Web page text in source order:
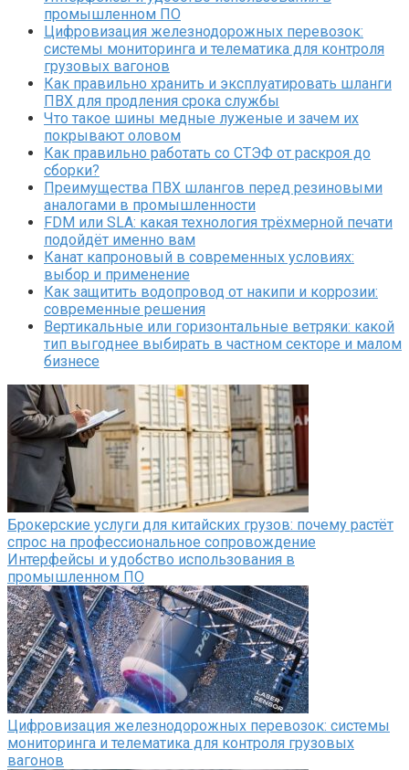
промышленном ПО
Цифровизация железнодорожных перевозок:
системы мониторинга и телематика для контроля
грузовых вагонов
Как правильно хранить и эксплуатировать шланги
ПВХ для продления срока службы
Что такое шины медные луженые и зачем их
покрывают оловом
Как правильно работать со СТЭФ от раскроя до
сборки?
Преимущества ПВХ шлангов перед резиновыми
аналогами в промышленности
FDM или SLA: какая технология трёхмерной печати
подойдёт именно вам
Канат капроновый в современных условиях:
выбор и применение
Как защитить водопровод от накипи и коррозии:
современные решения
Вертикальные или горизонтальные ветряки: какой
тип выгоднее выбирать в частном секторе и малом
бизнесе
Брокерские услуги для китайских грузов: почему растёт
спрос на профессиональное сопровождение
Интерфейсы и удобство использования в
промышленном ПО
Цифровизация железнодорожных перевозок: системы
мониторинга и телематика для контроля грузовых
вагонов